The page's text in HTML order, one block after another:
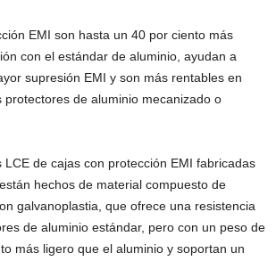
EMI son hasta un 40 por ciento más
con el estándar de aluminio, ayudan a
supresión EMI y son más rentables en
protectores de aluminio mecanizado o
LCE de cajas con protección EMI fabricadas
hechos de material compuesto de
galvanoplastia, que ofrece una resistencia
de aluminio estándar, pero con un peso de
más ligero que el aluminio y soportan un